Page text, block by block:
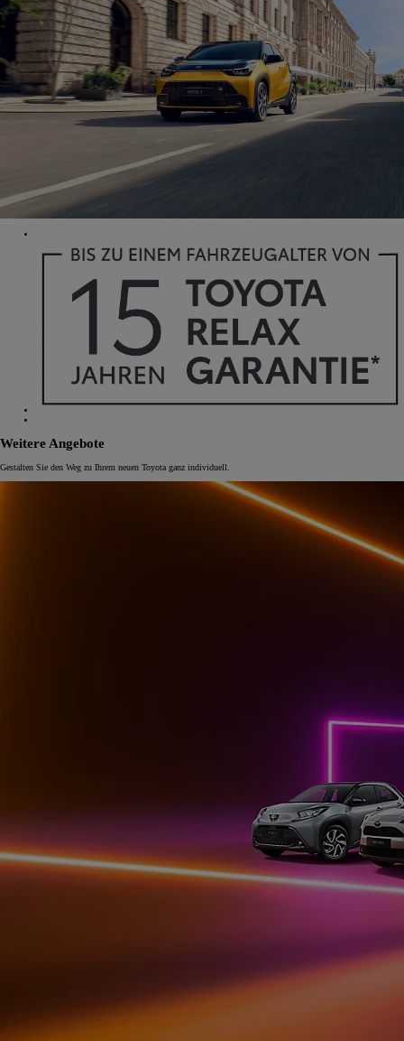
Weitere Angebote
Gestalten Sie den Weg zu Ihrem neuen Toyota ganz individuell.